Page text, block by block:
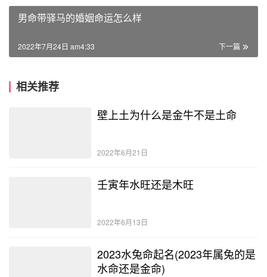
男命带驿马的婚姻命运怎么样
下一篇
2022年7月24日 am4:33
相关推荐
壁上土为什么是金牛不是土命
2022年6月21日
壬寅年水旺还是木旺
2022年6月13日
2023水兔命起名(2023年属兔的是
水命还是金命)